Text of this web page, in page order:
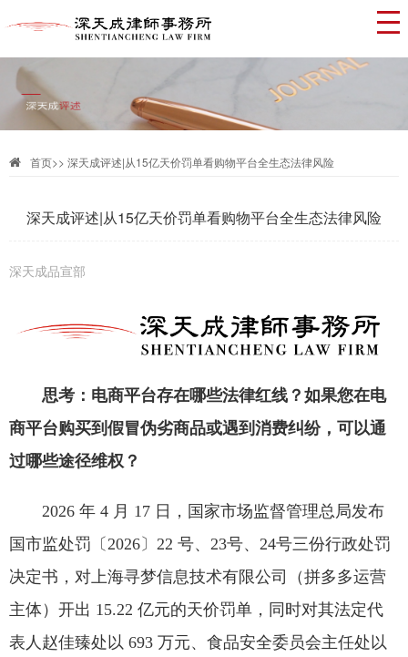
首页>> 深天成评述|从15亿天价罚单看购物平台全生态法律风险
深天成评述|从15亿天价罚单看购物平台全生态法律风险
深天成品宣部
思考：电商平台存在哪些法律红线？如果您在电
商平台购买到假冒伪劣商品或遇到消费纠纷，可以通
过哪些途径维权？
2026 年 4 月 17 日，国家市场监督管理总局发布
国市监处罚〔2026〕22 号、23号、24号三份行政处罚
决定书，对上海寻梦信息技术有限公司（拼多多运营
主体）开出 15.22 亿元的天价罚单，同时对其法定代
表人赵佳臻处以 693 万元、食品安全委员会主任处以